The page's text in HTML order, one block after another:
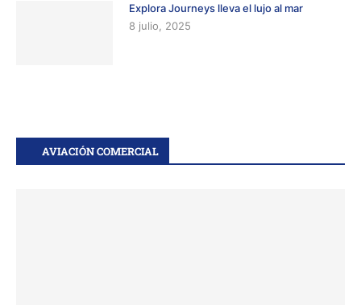
Explora Journeys lleva el lujo al mar
8 julio, 2025
AVIACIÓN COMERCIAL